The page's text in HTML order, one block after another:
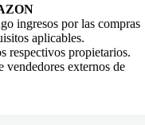
ingresos por las compras
aplicables.
respectivos propietarios.
vendedores externos de